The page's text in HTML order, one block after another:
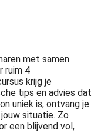
met samen
ruim 4
krijg je
tips en advies dat
uniek is, ontvang je
situatie. Zo
een blijvend vol,